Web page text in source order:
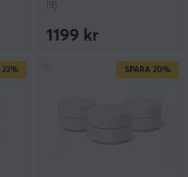
(9)
1199 kr
22% SPARA 20%